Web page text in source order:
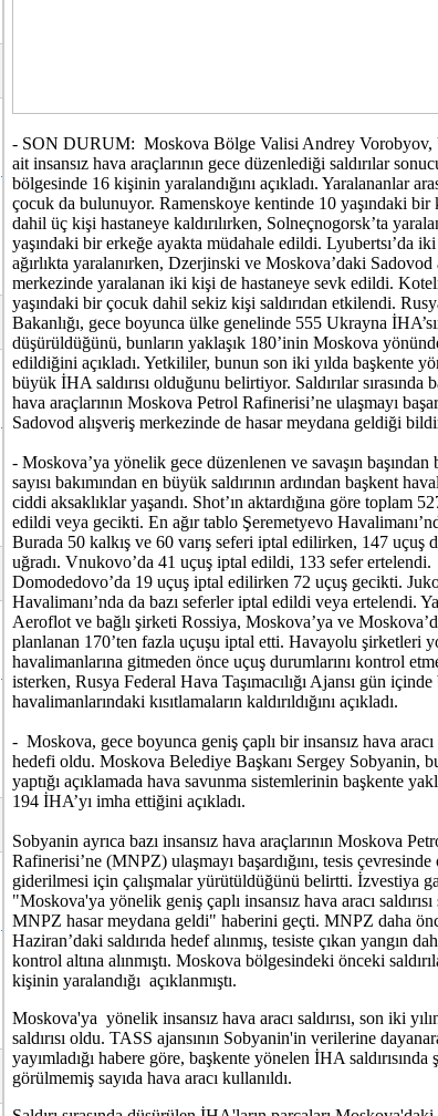
- SON DURUM: Moskova Bölge Valisi Andrey Vorobyov,
ait insansız hava araçlarının gece düzenlediği saldırılar
bölgesinde 16 kişinin yaralandığını açıkladı. Yaralananlar
çocuk da bulunuyor. Ramenskoye kentinde 10 yaşındaki bir
dahil üç kişi hastaneye kaldırılırken, Solneçnogorsk’ta
yaşındaki bir erkeğe ayakta müdahale edildi. Lyubertsı’da
ağırlıkta yaralanırken, Dzerjinski ve Moskova’daki Sadovod
merkezinde yaralanan iki kişi de hastaneye sevk edildi.
yaşındaki bir çocuk dahil sekiz kişi saldırıdan etkilendi.
Bakanlığı, gece boyunca ülke genelinde 555 Ukrayna
düşürüldüğünü, bunların yaklaşık 180’inin Moskova
edildiğini açıkladı. Yetkililer, bunun son iki yılda başkente
büyük İHA saldırısı olduğunu belirtiyor. Saldırılar sırasında
hava araçlarının Moskova Petrol Rafinerisi’ne ulaşmayı
Sadovod alışveriş merkezinde de hasar meydana geldiği
- Moskova’ya yönelik gece düzenlenen ve savaşın
sayısı bakımından en büyük saldırının ardından başkent
ciddi aksaklıklar yaşandı. Shot’ın aktardığına göre toplam
edildi veya gecikti. En ağır tablo Şeremetyevo
Burada 50 kalkış ve 60 varış seferi iptal edilirken, 147 uçuş
uğradı. Vnukovo’da 41 uçuş iptal edildi, 133 sefer ertelendi.
Domodedovo’da 19 uçuş iptal edilirken 72 uçuş gecikti.
Havalimanı’nda da bazı seferler iptal edildi veya ertelendi.
Aeroflot ve bağlı şirketi Rossiya, Moskova’ya ve
planlanan 170’ten fazla uçuşu iptal etti. Havayolu şirketleri
havalimanlarına gitmeden önce uçuş durumlarını kontrol
isterken, Rusya Federal Hava Taşımacılığı Ajansı gün içinde
havalimanlarındaki kısıtlamaların kaldırıldığını açıkladı.
- Moskova, gece boyunca geniş çaplı bir insansız hava aracı
hedefi oldu. Moskova Belediye Başkanı Sergey Sobyanin,
yaptığı açıklamada hava savunma sistemlerinin başkente
194 İHA’yı imha ettiğini açıkladı.
Sobyanin ayrıca bazı insansız hava araçlarının Moskova
Rafinerisi’ne (MNPZ) ulaşmayı başardığını, tesis çevresinde
giderilmesi için çalışmalar yürütüldüğünü belirtti. İzvestiya
"Moskova'ya yönelik geniş çaplı insansız hava aracı
MNPZ hasar meydana geldi" haberini geçti. MNPZ daha
Haziran’daki saldırıda hedef alınmış, tesiste çıkan yangın
kontrol altına alınmıştı. Moskova bölgesindeki önceki
kişinin yaralandığı açıklanmıştı.
Moskova'ya yönelik insansız hava aracı saldırısı, son iki
saldırısı oldu. TASS ajansının Sobyanin'in verilerine
yayımladığı habere göre, başkente yönelen İHA
görülmemiş sayıda hava aracı kullanıldı.